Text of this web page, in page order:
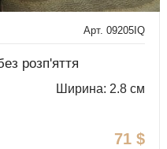
Арт. 09205IQ
розп'яття
Ширина: 2.8 см
71 $